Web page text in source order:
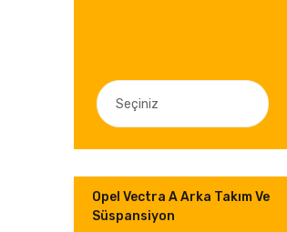
Opel Vectra A Arka Takım Ve
Süspansiyon